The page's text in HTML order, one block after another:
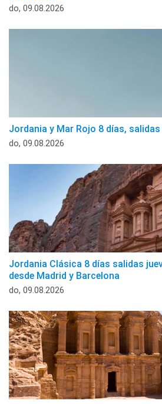
do, 09.08.2026
Jordania y Mar Rojo 8 días,
do, 09.08.2026
Jordania Clásica 8 días salidas
desde Madrid y Barcelona
do, 09.08.2026